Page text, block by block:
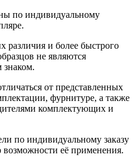
по индивидуальному
различия и более быстрого
не являются
знаком.
от представленных
фурнитуре, а также
комплектующих и
по индивидуальному заказу
возможности её применения.